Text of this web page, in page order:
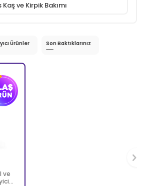
ve Kirpik Bakımı
Ürünler Son Baktıklarınız
ve